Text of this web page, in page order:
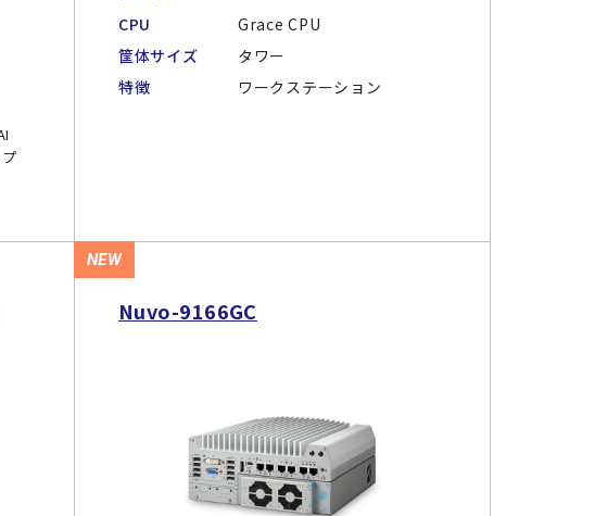
CPU
Grace CPU
筐体サイズ
タワー
特徴
ワークステーション
NEW
Nuvo-9166GC